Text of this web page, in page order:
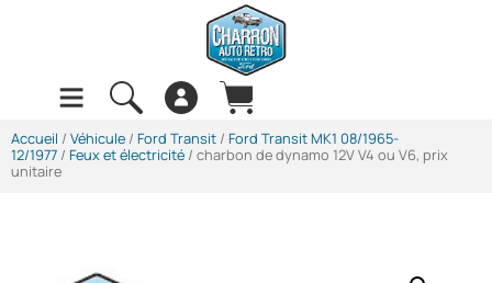
Accueil / Véhicule / Ford Transit / Ford Transit MK1 08/1965-
12/1977 / Feux et électricité / charbon de dynamo 12V V4 ou V6, prix
unitaire